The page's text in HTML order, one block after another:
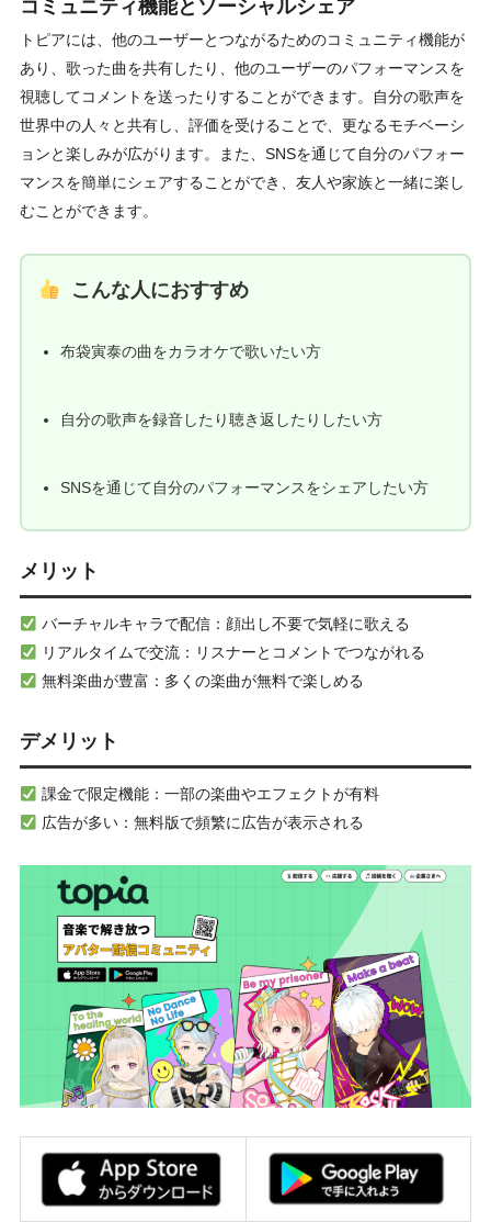
コミュニティ機能とソーシャルシェア
トピアには、他のユーザーとつながるためのコミュニティ機能が
あり、歌った曲を共有したり、他のユーザーのパフォーマンスを
視聴してコメントを送ったりすることができます。自分の歌声を
世界中の人々と共有し、評価を受けることで、更なるモチベーシ
ョンと楽しみが広がります。また、SNSを通じて自分のパフォー
マンスを簡単にシェアすることができ、友人や家族と一緒に楽し
むことができます。
こんな人におすすめ
布袋寅泰の曲をカラオケで歌いたい方
自分の歌声を録音したり聴き返したりしたい方
SNSを通じて自分のパフォーマンスをシェアしたい方
メリット
バーチャルキャラで配信：顔出し不要で気軽に歌える
リアルタイムで交流：リスナーとコメントでつながれる
無料楽曲が豊富：多くの楽曲が無料で楽しめる
デメリット
課金で限定機能：一部の楽曲やエフェクトが有料
広告が多い：無料版で頻繁に広告が表示される